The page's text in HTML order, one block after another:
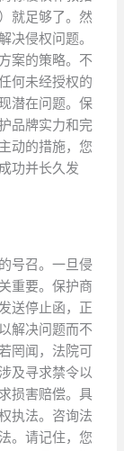
就足够了。然
决侵权问题。
案的策略。不
何未经授权的
潜在问题。保
品牌实力和完
动的措施，您
功并长久发
号召。一旦侵
重要。保护商
送停止函，正
解决问题而不
罔闻，法院可
及寻求禁令以
损害赔偿。具
执法。咨询法
。请记住，您